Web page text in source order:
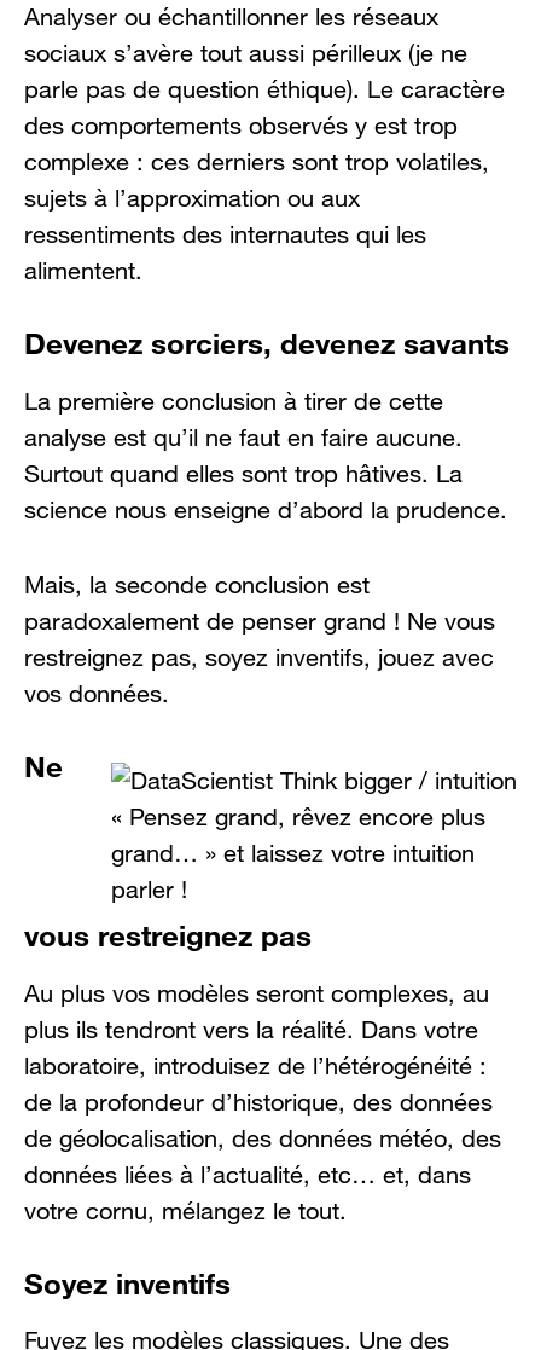
Analyser ou échantillonner les réseaux
sociaux s’avère tout aussi périlleux (je ne
parle pas de question éthique). Le caractère
des comportements observés y est trop
complexe : ces derniers sont trop volatiles,
sujets à l’approximation ou aux
ressentiments des internautes qui les
alimentent.
Devenez sorciers, devenez savants
La première conclusion à tirer de cette
analyse est qu’il ne faut en faire aucune.
Surtout quand elles sont trop hâtives. La
science nous enseigne d’abord la prudence.
Mais, la seconde conclusion est
paradoxalement de penser grand ! Ne vous
restreignez pas, soyez inventifs, jouez avec
vos données.
« Pensez grand, rêvez encore plus
grand… » et laissez votre intuition
parler !
Ne
vous restreignez pas
Au plus vos modèles seront complexes, au
plus ils tendront vers la réalité. Dans votre
laboratoire, introduisez de l’hétérogénéité :
de la profondeur d’historique, des données
de géolocalisation, des données météo, des
données liées à l’actualité, etc… et, dans
votre cornu, mélangez le tout.
Soyez inventifs
Fuyez les modèles classiques. Une des